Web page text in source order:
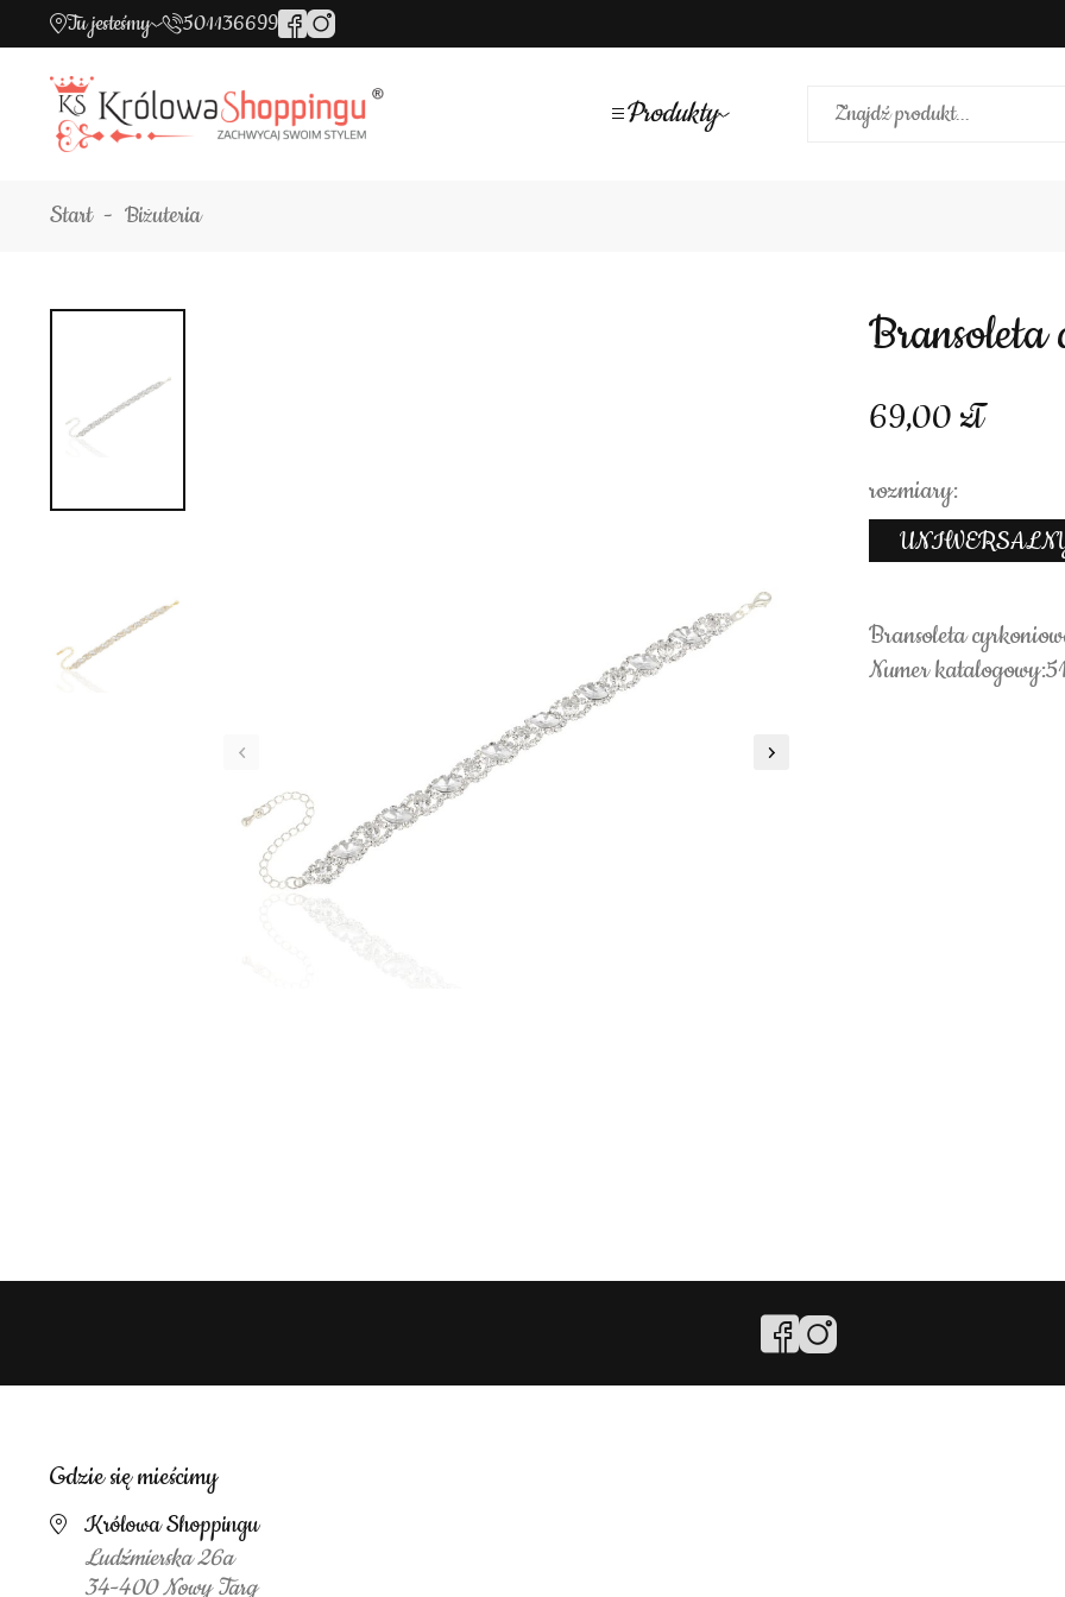
Tu jesteśmy 501136699
Produkty
Start Biżuteria
69,00
rozmiary:
Bransoleta
Numer
Gdzie się mieścimy
Królowa Shoppingu
Ludźmierska 26a
34-400 Nowy Targ